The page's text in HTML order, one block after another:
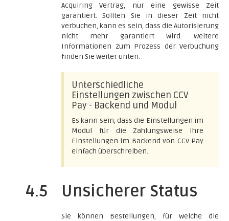
Acquiring Vertrag, nur eine gewisse Zeit
garantiert. Sollten Sie in dieser Zeit nicht
verbuchen, kann es sein, dass die Autorisierung
nicht mehr garantiert wird. Weitere
Informationen zum Prozess der Verbuchung
finden Sie weiter unten.
Unterschiedliche
Einstellungen zwischen CCV
Pay - Backend und Modul
Es kann sein, dass die Einstellungen im
Modul für die Zahlungsweise Ihre
Einstellungen im Backend von CCV Pay
einfach überschreiben.
4.5 Unsicherer Status
Sie können Bestellungen, für welche die